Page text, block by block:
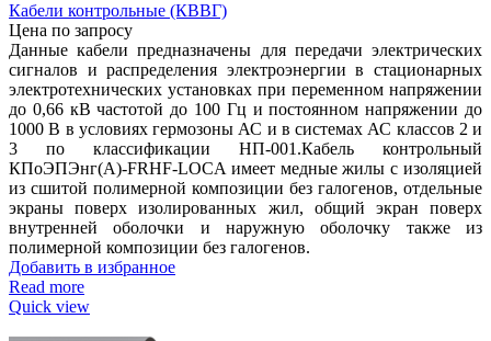
Кабели контрольные (КВВГ)
Цена по запросу
Данные кабели предназначены для передачи электрических
сигналов и распределения электроэнергии в стационарных
электротехнических установках при переменном напряжении
до 0,66 кВ частотой до 100 Гц и постоянном напряжении до
1000 В в условиях гермозоны АС и в системах АС классов 2 и
3 по классификации НП-001.Кабель контрольный
КПоЭПЭнг(А)-FRHF-LOCA имеет медные жилы с изоляцией
из сшитой полимерной композиции без галогенов, отдельные
экраны поверх изолированных жил, общий экран поверх
внутренней оболочки и наружную оболочку также из
полимерной композиции без галогенов.
Добавить в избранное
Read more
Quick view